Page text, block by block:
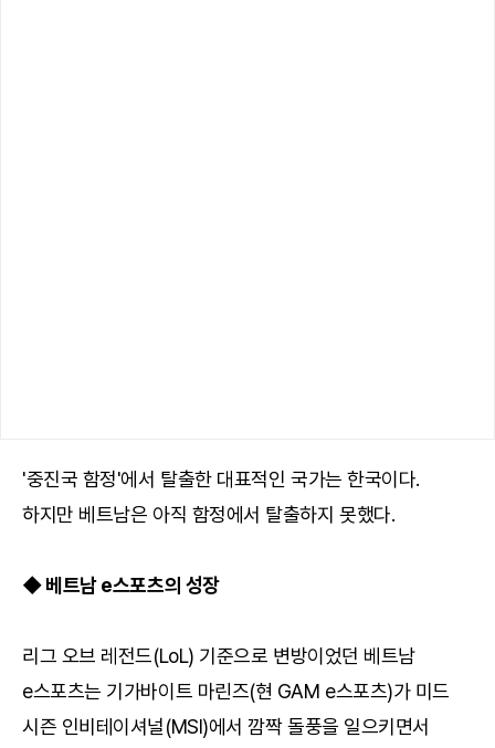
'중진국 함정'에서 탈출한 대표적인 국가는 한국이다.
하지만 베트남은 아직 함정에서 탈출하지 못했다.
◆ 베트남 e스포츠의 성장
리그 오브 레전드(LoL) 기준으로 변방이었던 베트남
e스포츠는 기가바이트 마린즈(현 GAM e스포츠)가 미드
시즌 인비테이셔널(MSI)에서 깜짝 돌풍을 일으키면서